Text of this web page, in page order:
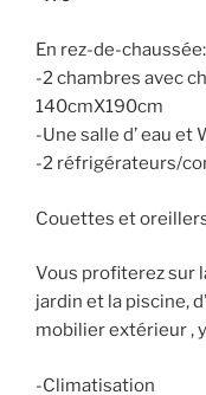
En rez-de-chaussée:
-2 chambres avec
140cmX190cm
-Une salle d’ eau et
-2 réfrigérateurs/
Couettes et
Vous profiterez sur
jardin et la piscine,
mobilier extérieur ,
-Climatisation